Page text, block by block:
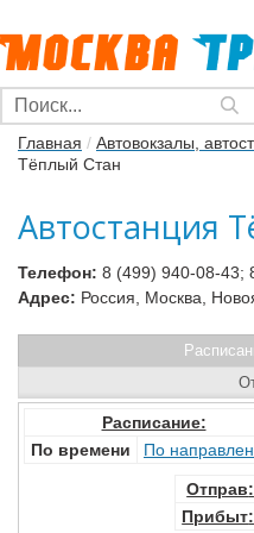
Главная / Автовокзалы,
Тёплый Стан
Автостанция
Телефон: 8 (499) 940-08-43;
Адрес: Россия, Москва,
Расписание:
По времени
По
Отправ:
Прибыт: